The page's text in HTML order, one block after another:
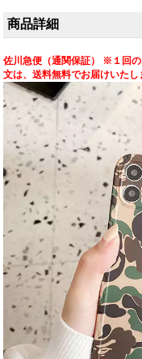
商品詳細
佐川急便（通関保証） ※１回
文は、送料無料でお届けいたし